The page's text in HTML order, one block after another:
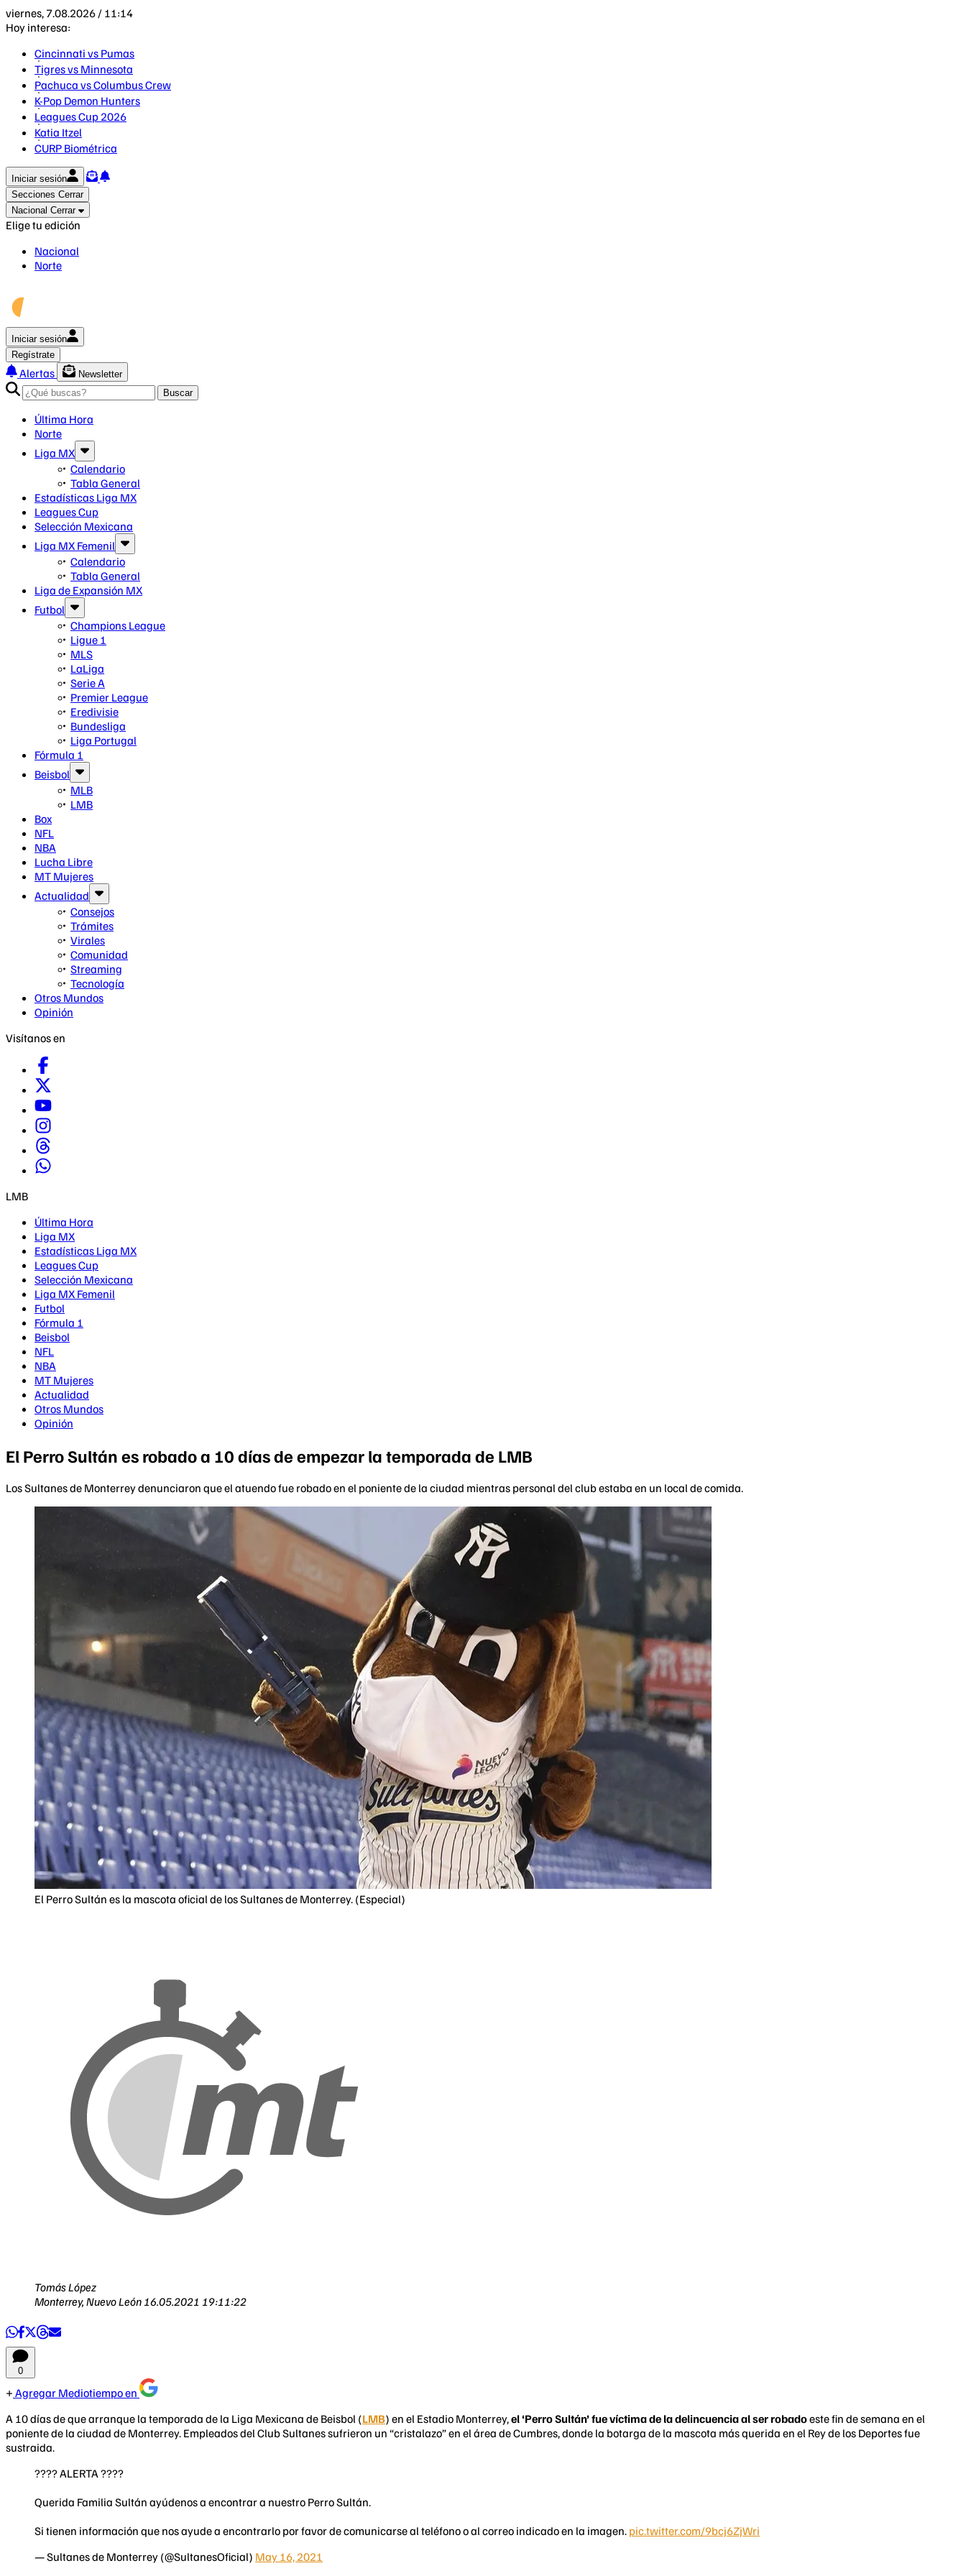
viernes, 7.08.2026 / 11:14
Hoy interesa:
Cincinnati vs Pumas
Tigres vs Minnesota
Pachuca vs Columbus Crew
K-Pop Demon Hunters
Leagues Cup 2026
Katia Itzel
CURP Biométrica
Iniciar sesión
Secciones Cerrar
Nacional Cerrar
Elige tu edición
Nacional
Norte
Iniciar sesión
Regístrate
Alertas
Newsletter
Buscar
Última Hora
Norte
Liga MX
Calendario
Tabla General
Estadísticas Liga MX
Leagues Cup
Selección Mexicana
Liga MX Femenil
Calendario
Tabla General
Liga de Expansión MX
Futbol
Champions League
Ligue 1
MLS
LaLiga
Serie A
Premier League
Eredivisie
Bundesliga
Liga Portugal
Fórmula 1
Beisbol
MLB
LMB
Box
NFL
NBA
Lucha Libre
MT Mujeres
Actualidad
Consejos
Trámites
Virales
Comunidad
Streaming
Tecnología
Otros Mundos
Opinión
Visítanos en
LMB
Última Hora
Liga MX
Estadísticas Liga MX
Leagues Cup
Selección Mexicana
Liga MX Femenil
Futbol
Fórmula 1
Beisbol
NFL
NBA
MT Mujeres
Actualidad
Otros Mundos
Opinión
El Perro Sultán es robado a 10 días de empezar la temporada de LMB
Los Sultanes de Monterrey denunciaron que el atuendo fue robado en el poniente de la ciudad mientras personal del club estaba en un local de comida.
El Perro Sultán es la mascota oficial de los Sultanes de Monterrey. (Especial)
Tomás López
Monterrey, Nuevo León 16.05.2021 19:11:22
0
Agregar Mediotiempo en
A 10 días de que arranque la temporada de la Liga Mexicana de Beisbol (LMB) en el Estadio Monterrey,el ‘Perro Sultán’ fue víctima de la delincuencia al ser robadoeste fin de semana en el
poniente de la ciudad de Monterrey. Empleados del Club Sultanes sufrieron un “cristalazo” en el área de Cumbres, donde la botarga de la mascota más querida en el Rey de los Deportes fue
sustraida.
???? ALERTA ????
Querida Familia Sultán ayúdenos a encontrar a nuestro Perro Sultán.
Si tienen información que nos ayude a encontrarlo por favor de comunicarse al teléfono o al correo indicado en la imagen. pic.twitter.com/9bcj6ZjWri
— Sultanes de Monterrey (@SultanesOficial) May 16, 2021